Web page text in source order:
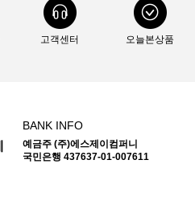
고객센터 오늘본상품
BANK INFO
예금주 (주)에스제이컴퍼니
국민은행 437637-01-007611